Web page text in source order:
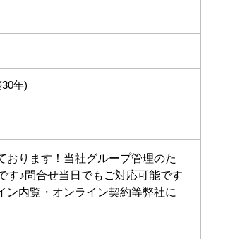
年)
ります！当社グループ管理のた
す♪問合せ当日でもご対応可能です
ン内覧・オンライン契約等弊社に